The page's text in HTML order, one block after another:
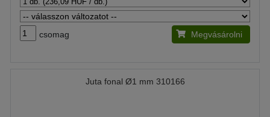
csomag Megvásárolni
Juta fonal Ø1 mm 310166